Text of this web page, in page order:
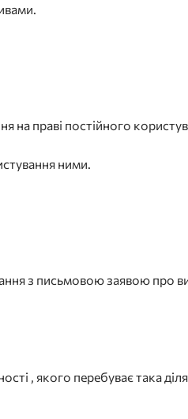
на праві постійного
ними.
з письмовою заявою про
, якого перебуває така